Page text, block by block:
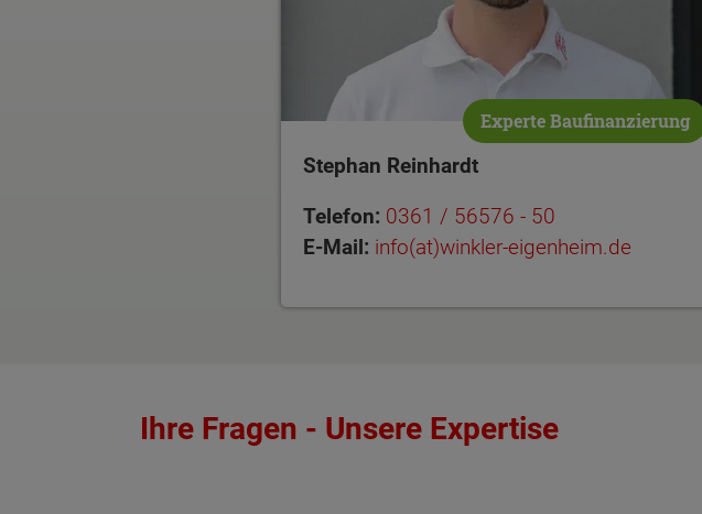
Experte Baufinanzierung
Stephan Reinhardt
Telefon: 0361 / 56576 - 50
E-Mail: info(at)winkler-eigenheim.de
Ihre Fragen - Unsere Expertise